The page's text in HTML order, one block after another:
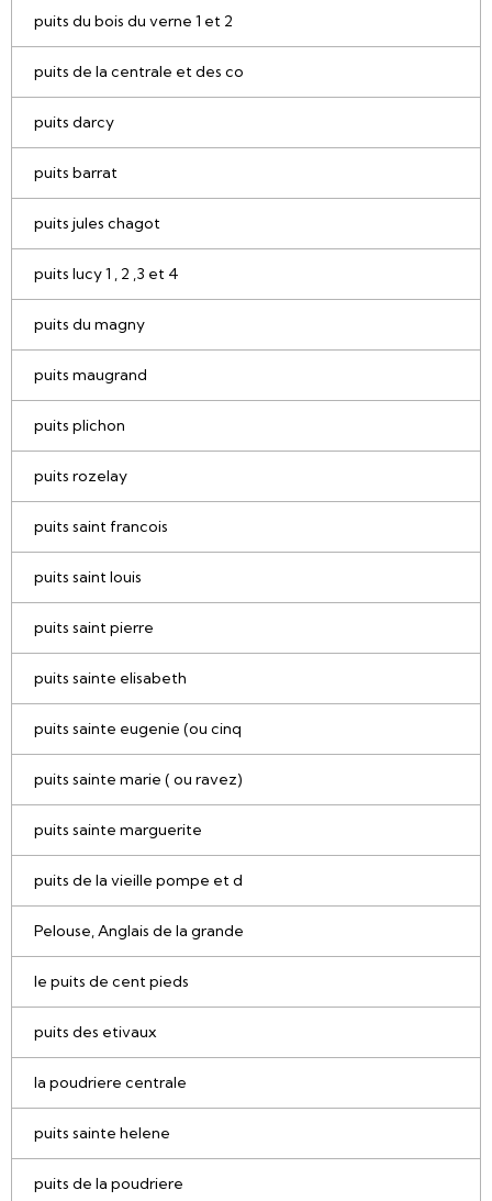
puits du bois du verne 1 et 2
puits de la centrale et des co
puits darcy
puits barrat
puits jules chagot
puits lucy 1 , 2 ,3 et 4
puits du magny
puits maugrand
puits plichon
puits rozelay
puits saint francois
puits saint louis
puits saint pierre
puits sainte elisabeth
puits sainte eugenie (ou cinq
puits sainte marie ( ou ravez)
puits sainte marguerite
puits de la vieille pompe et d
Pelouse, Anglais de la grande
le puits de cent pieds
puits des etivaux
la poudriere centrale
puits sainte helene
puits de la poudriere